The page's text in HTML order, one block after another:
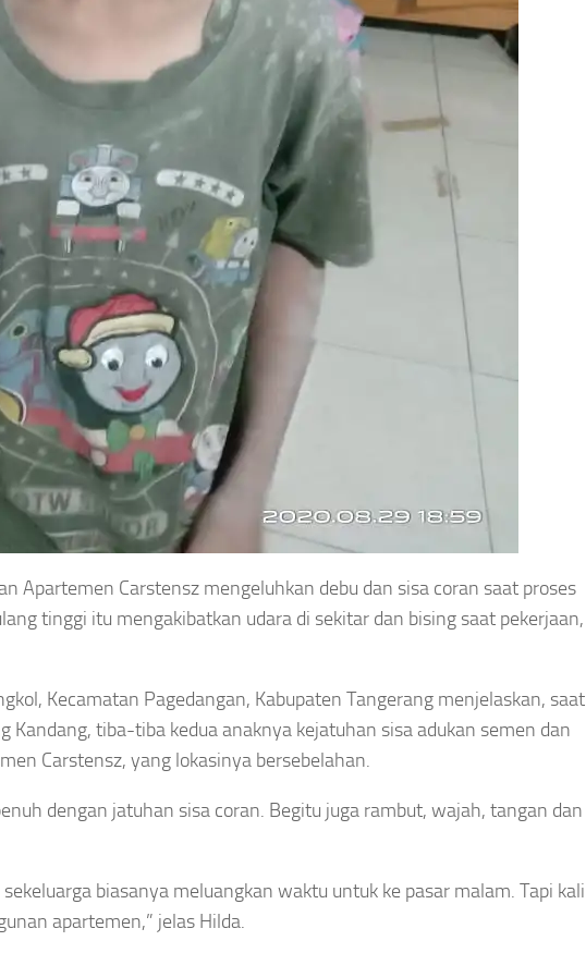
Apartemen Carstensz mengeluhkan debu dan sisa coran saat proses
tinggi itu mengakibatkan udara di sekitar dan bising saat pekerjaan,
Kecamatan Pagedangan, Kabupaten Tangerang menjelaskan, saat
tiba-tiba kedua anaknya kejatuhan sisa adukan semen dan
Carstensz, yang lokasinya bersebelahan.
dengan jatuhan sisa coran. Begitu juga rambut, wajah, tangan dan
biasanya meluangkan waktu untuk ke pasar malam. Tapi kali
apartemen,” jelas Hilda.